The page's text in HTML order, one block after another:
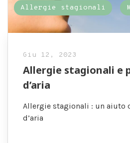
Allergie stagionali
Giu 12, 2023
Allergie stagionali e
d’aria
Allergie stagionali : un aiuto
d’aria